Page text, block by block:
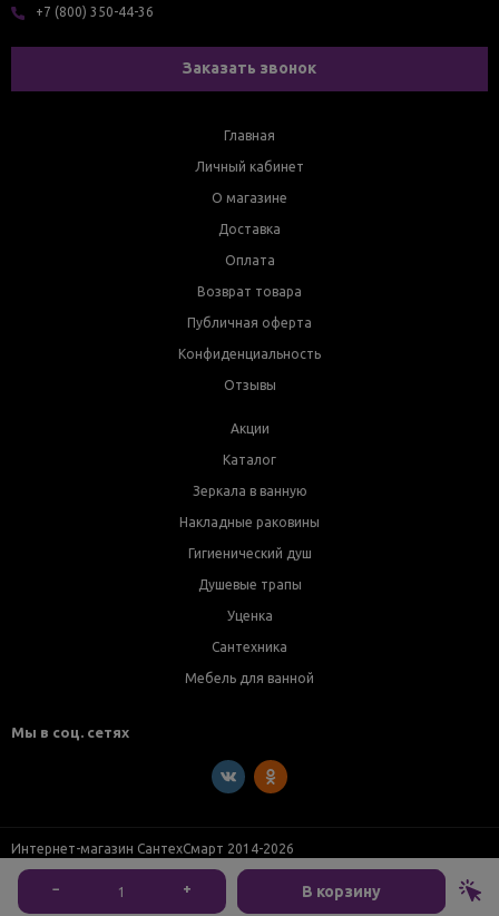
− + В корзину
+7 (800) 350-44-36
Заказать звонок
Главная
Личный кабинет
О магазине
Доставка
Оплата
Возврат товара
Публичная оферта
Конфиденциальность
Отзывы
Акции
Каталог
Зеркала в ванную
Накладные раковины
Гигиенический душ
Душевые трапы
Уценка
Сантехника
Мебель для ванной
Мы в соц. сетях
Интернет-магазин СантехСмарт 2014-2026